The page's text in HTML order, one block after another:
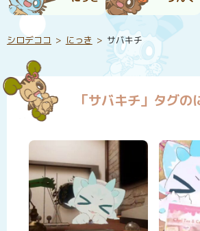
シロデココ にっき サバキチ
「サバキチ」タグの